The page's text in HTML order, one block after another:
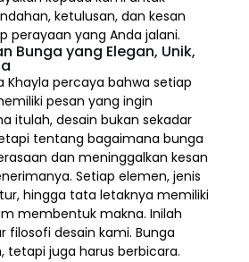
ketulusan, dan kesan
perayaan yang Anda jalani.
Bunga yang Elegan, Unik,
Khayla percaya bahwa setiap
pesan yang ingin
itulah, desain bukan sekadar
tentang bagaimana bunga
dan meninggalkan kesan
Setiap elemen,jenis
hingga tata letaknya memiliki
membentuk makna. Inilah
filosofi desain kami. Bunga
tetapi juga harus berbicara.